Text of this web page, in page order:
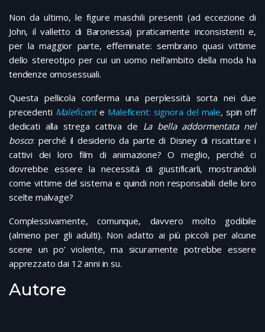
Non da ultimo, le figure maschili presenti (ad eccezione di
John, il valletto di Baronessa) praticamente inconsistenti e,
per la maggior parte, effeminate: sembrano quasi vittime
dello stereotipo per cui un uomo nell’ambito della moda ha
tendenze omosessuali.
Questa pellicola conferma una perplessità sorta nei due
precedenti Maleficente Maleficent: signora del male, spin off
dedicati alla strega cattiva de La bella addormentata nel
bosco: perché il desiderio da parte di Disney di riscattare i
cattivi dei loro film di animazione? O meglio, perché ci
dovrebbe essere la necessità di giustificarli, mostrandoli
come vittime del sistema e quindi non responsabili delle loro
scelte malvage?
Complessivamente, comunque, davvero molto godibile
(almeno per gli adulti). Non adatto ai più piccoli per alcune
scene un po’ violente, ma sicuramente potrebbe essere
apprezzato dai 12 anni in su.
Autore